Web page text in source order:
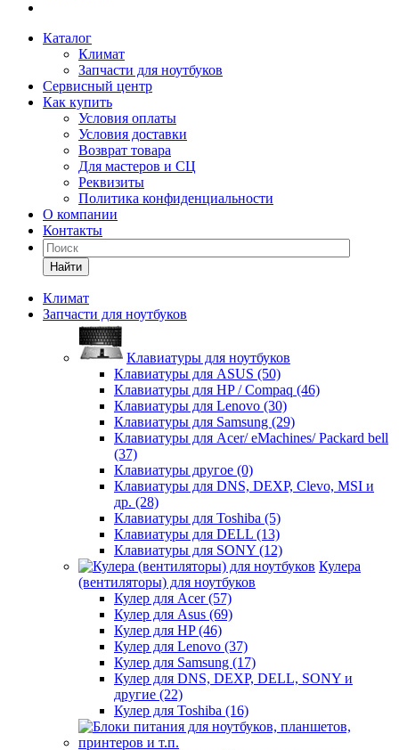
Каталог
Климат
Запчасти для ноутбуков
Сервисный центр
Как купить
Условия оплаты
Условия доставки
Возврат товара
Для мастеров и СЦ
Реквизиты
Политика конфиденциальности
О компании
Контакты
Найти
Климат
Запчасти для ноутбуков
Клавиатуры для ноутбуков
Клавиатуры для ASUS (50)
Клавиатуры для HP / Compaq (46)
Клавиатуры для Lenovo (30)
Клавиатуры для Samsung (29)
Клавиатуры для Acer/ eMachines/ Packard bell
(37)
Клавиатуры другое (0)
Клавиатуры для DNS, DEXP, Clevo, MSI и
др. (28)
Клавиатуры для Toshiba (5)
Клавиатуры для DELL (13)
Клавиатуры для SONY (12)
Кулера
(вентиляторы) для ноутбуков
Кулер для Acer (57)
Кулер для Asus (69)
Кулер для HP (46)
Кулер для Lenovo (37)
Кулер для Samsung (17)
Кулер для DNS, DEXP, DELL, SONY и
другие (22)
Кулер для Toshiba (16)